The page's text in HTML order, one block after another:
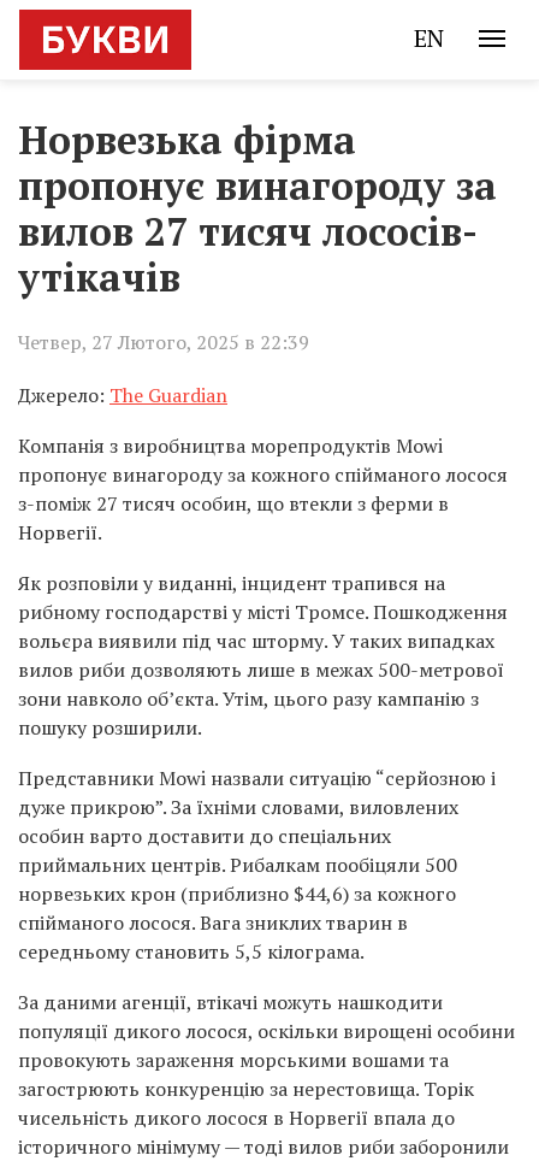
EN
Норвезька фірма
пропонує винагороду за
вилов 27 тисяч лососів-
утікачів
Четвер, 27 Лютого, 2025 в 22:39
Джерело: The Guardian
Компанія з виробництва морепродуктів Mowi
пропонує винагороду за кожного спійманого лосося
з-поміж 27 тисяч особин, що втекли з ферми в
Норвегії.
Як розповіли у виданні, інцидент трапився на
рибному господарстві у місті Тромсе. Пошкодження
вольєра виявили під час шторму. У таких випадках
вилов риби дозволяють лише в межах 500-метрової
зони навколо об’єкта. Утім, цього разу кампанію з
пошуку розширили.
Представники Mowi назвали ситуацію “серйозною і
дуже прикрою”. За їхніми словами, виловлених
особин варто доставити до спеціальних
приймальних центрів. Рибалкам пообіцяли 500
норвезьких крон (приблизно $44,6) за кожного
спійманого лосося. Вага зниклих тварин в
середньому становить 5,5 кілограма.
За даними агенції, втікачі можуть нашкодити
популяції дикого лосося, оскільки вирощені особини
провокують зараження морськими вошами та
загострюють конкуренцію за нерестовища. Торік
чисельність дикого лосося в Норвегії впала до
історичного мінімуму — тоді вилов риби заборонили